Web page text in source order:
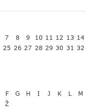
7 8 9 10 11 12 13 14
25 26 27 28 29 30 31 32
F G H I J K L M
Ž